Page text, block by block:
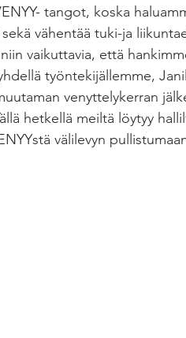
tangot, koska
vähentää tuki-ja
vaikuttavia, että
työntekijällemme,
venyttelykerran
hetkellä meiltä löytyy
välilevyn